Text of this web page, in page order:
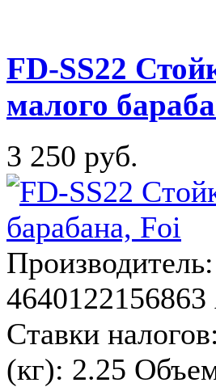
FD-SS22
малого
3 250 руб.
Ставки
(кг): 2.25